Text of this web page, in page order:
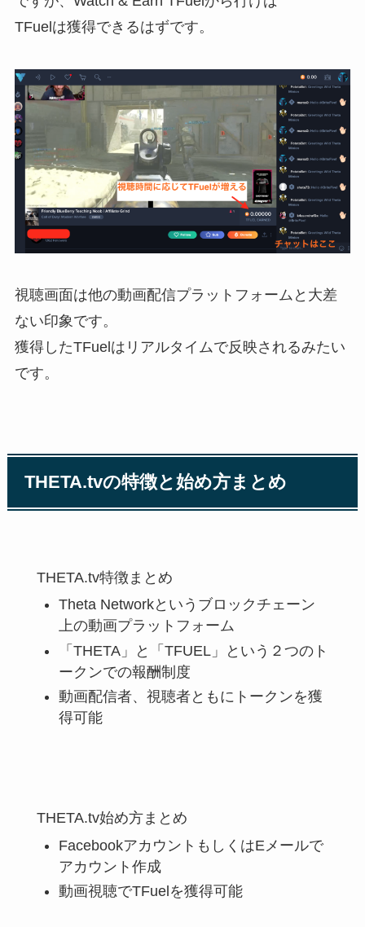
TFuelは獲得できるはずです。
視聴画面は他の動画配信プラットフォームと大差
ない印象です。
獲得したTFuelはリアルタイムで反映されるみたい
です。
THETA.tvの特徴と始め方まとめ
THETA.tv特徴まとめ
Theta Networkというブロックチェーン
上の動画プラットフォーム
「THETA」と「TFUEL」という２つのト
ークンでの報酬制度
動画配信者、視聴者ともにトークンを獲
得可能
THETA.tv始め方まとめ
FacebookアカウントもしくはEメールで
アカウント作成
動画視聴でTFuelを獲得可能